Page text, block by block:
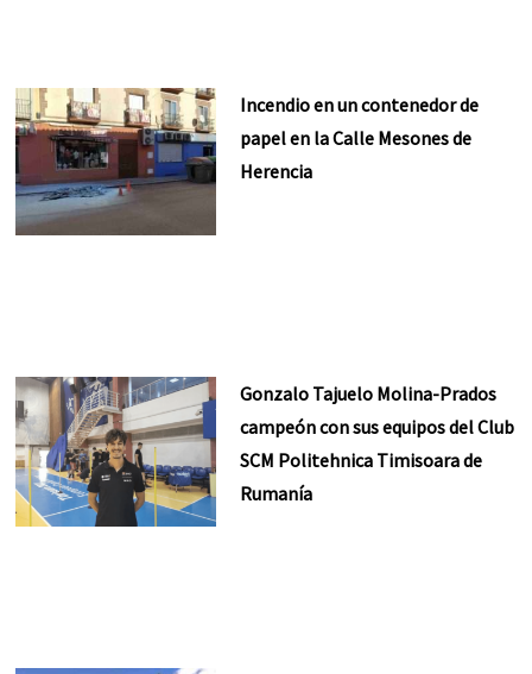
Incendio en un contenedor de
papel en la Calle Mesones de
Herencia
Gonzalo Tajuelo Molina-Prados
campeón con sus equipos del Club
SCM Politehnica Timisoara de
Rumanía